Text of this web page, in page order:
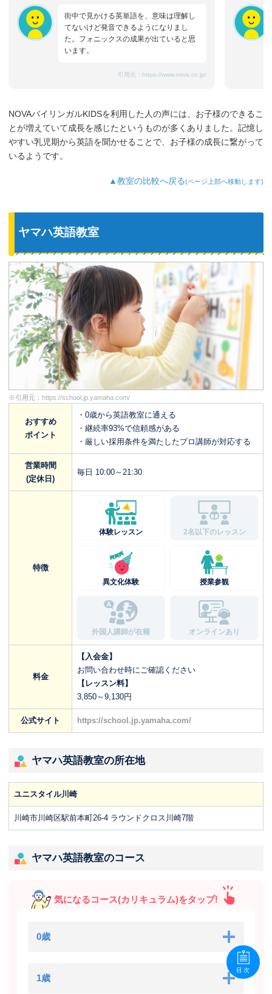
街中で見かける英単語を、意味は理解し
てないけど発音できるようになりまし
た。フォニックスの成果が出ていると思
います。
引用元： https://www.nova.co.jp/
NOVAバイリンガルKIDSを利用した人の声には、お子様のできるこ
とが増えていて成長を感じたというものが多くありました。記憶し
やすい乳児期から英語を聞かせることで、お子様の成長に繋がって
いるようです。
▲教室の比較へ戻る(ページ上部へ移動します)
ヤマハ英語教室
※引用元： https://school.jp.yamaha.com/
おすすめ
ポイント
・0歳から英語教室に通える
・継続率93%で信頼感がある
・厳しい採用条件を満たしたプロ講師が対応する
営業時間
(定休日)
毎日 10:00～21:30
特徴
体験レッスン 2名以下のレッスン
異文化体験 授業参観
外国人講師が在籍 オンラインあり
料金
【入会金】
お問い合わせ時にご確認ください
【レッスン料】
3,850～9,130円
公式サイト https://school.jp.yamaha.com/
ヤマハ英語教室の所在地
ユニスタイル川崎
川崎市川崎区駅前本町26-4 ラウンドクロス川崎7階
ヤマハ英語教室のコース
気になるコース(カリキュラム)をタップ!
0歳
1歳
目次